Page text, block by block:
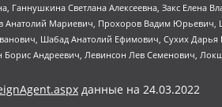
Ганнушкина Светлана Алексеевна, Закс
Мариевич, Прохоров Вадим Юрьевич,
Шабад Анатолий Ефимович, Сухих
Андреевич, Левинсон Лев Семенович,
данные на 24.03.2022